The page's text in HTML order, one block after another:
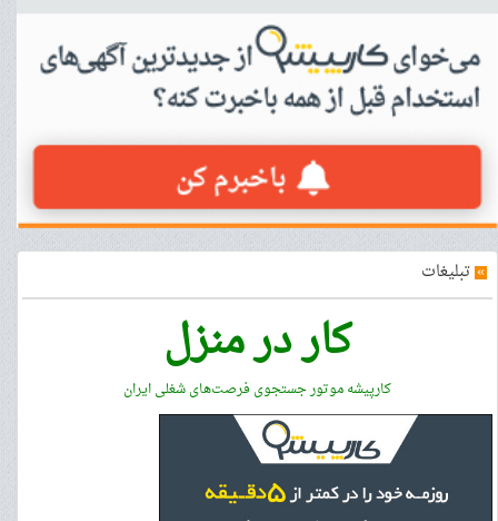
» تبلیغات
کار در منزل
کارپیشه موتور جستجوی فرصت‌های شغلی ایران